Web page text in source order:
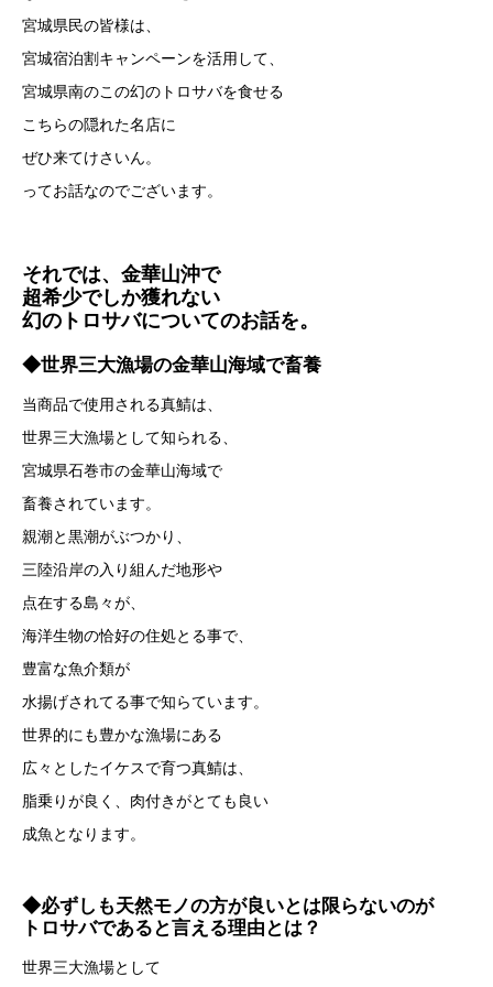
宮城県民の皆様は、
宮城宿泊割キャンペーンを活用して、
宮城県南のこの幻のトロサバを食せる
こちらの隠れた名店に
ぜひ来てけさいん。
ってお話なのでございます。
それでは、金華山沖で
超希少でしか獲れない
幻のトロサバについてのお話を。
◆世界三大漁場の金華山海域で畜養
当商品で使用される真鯖は、
世界三大漁場として知られる、
宮城県石巻市の金華山海域で
畜養されています。
親潮と黒潮がぶつかり、
三陸沿岸の入り組んだ地形や
点在する島々が、
海洋生物の恰好の住処とる事で、
豊富な魚介類が
水揚げされてる事で知らています。
世界的にも豊かな漁場にある
広々としたイケスで育つ真鯖は、
脂乗りが良く、肉付きがとても良い
成魚となります。
◆必ずしも天然モノの方が良いとは限らないのが
トロサバであると言える理由とは？
世界三大漁場として